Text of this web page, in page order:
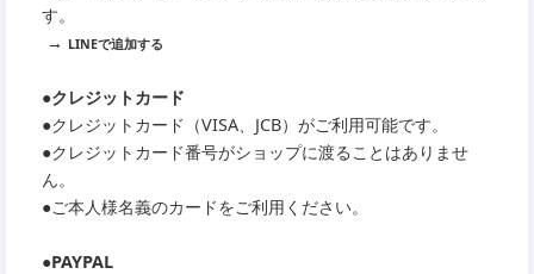
す。
→ LINEで追加する
●クレジットカード
●クレジットカード（VISA、JCB）がご利用可能です。
●クレジットカード番号がショップに渡ることはありませ
ん。
●ご本人様名義のカードをご利用ください。
●PAYPAL